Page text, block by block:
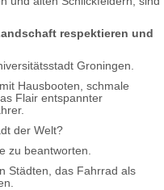
respektieren und
Groningen.
Hausbooten, schmale
Flair entspannter
der Welt?
zu beantworten.
Städten, das Fahrrad als